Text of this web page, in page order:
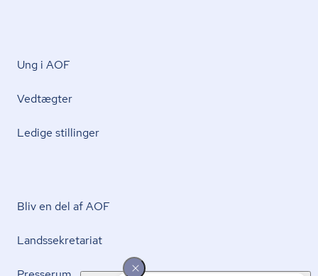
Ung i AOF
Vedtægter
Ledige stillinger
Bliv en del af AOF
Lands­se­kre­ta­ri­at